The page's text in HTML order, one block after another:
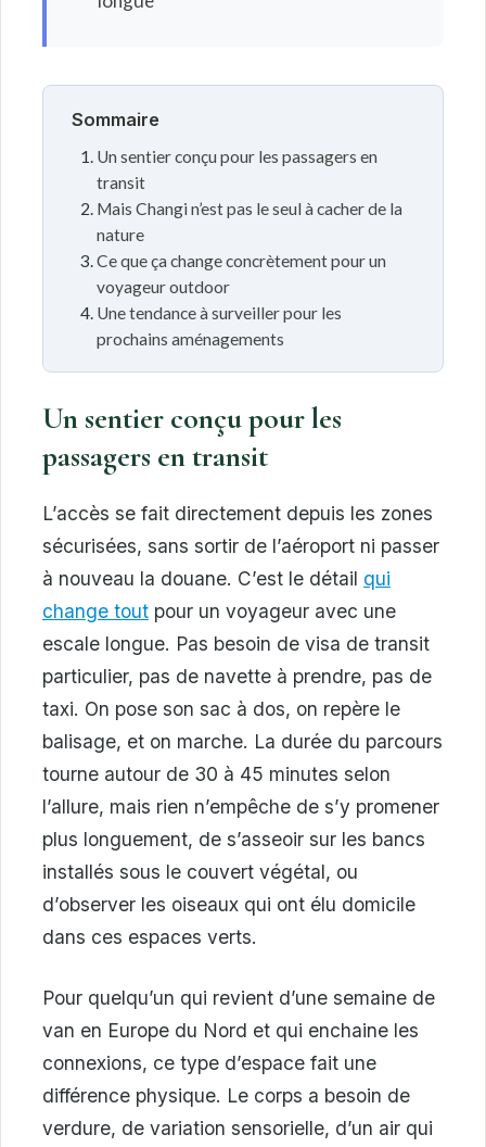
Sommaire
Un sentier conçu pour les passagers en
transit
Mais Changi n’est pas le seul à cacher de la
nature
Ce que ça change concrètement pour un
voyageur outdoor
Une tendance à surveiller pour les
prochains aménagements
Un sentier conçu pour les
passagers en transit
L’accès se fait directement depuis les zones
sécurisées, sans sortir de l’aéroport ni passer
à nouveau la douane. C’est le détail qui
change tout pour un voyageur avec une
escale longue. Pas besoin de visa de transit
particulier, pas de navette à prendre, pas de
taxi. On pose son sac à dos, on repère le
balisage, et on marche. La durée du parcours
tourne autour de 30 à 45 minutes selon
l’allure, mais rien n’empêche de s’y promener
plus longuement, de s’asseoir sur les bancs
installés sous le couvert végétal, ou
d’observer les oiseaux qui ont élu domicile
dans ces espaces verts.
Pour quelqu’un qui revient d’une semaine de
van en Europe du Nord et qui enchaine les
connexions, ce type d’espace fait une
différence physique. Le corps a besoin de
verdure, de variation sensorielle, d’un air qui